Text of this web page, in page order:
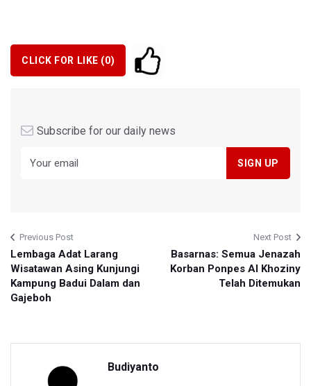
CLICK FOR LIKE (0)
Subscribe for our daily news
Previous Post
Lembaga Adat Larang
Wisatawan Asing Kunjungi
Kampung Badui Dalam dan
Gajeboh
Next Post
Basarnas: Semua Jenazah
Korban Ponpes Al Khoziny
Telah Ditemukan
Budiyanto